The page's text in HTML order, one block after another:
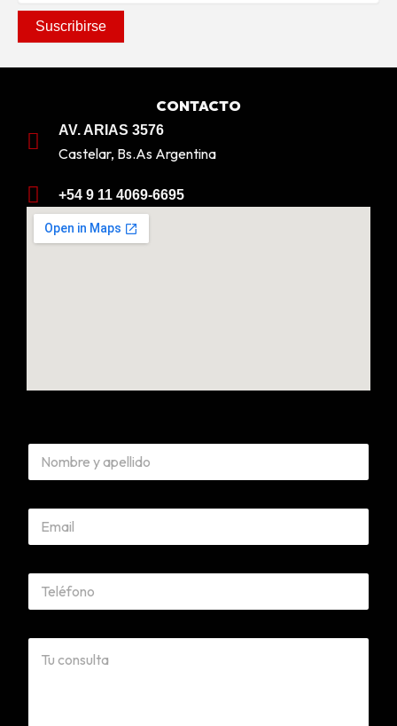
CONTACTO
AV. ARIAS 3576
Castelar, Bs.As Argentina
+54 9 11 4069-6695